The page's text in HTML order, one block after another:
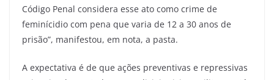
Código Penal considera esse ato como crime de
feminícidio com pena que varia de 12 a 30 anos de
prisão”, manifestou, em nota, a pasta.
A expectativa é de que ações preventivas e repressivas